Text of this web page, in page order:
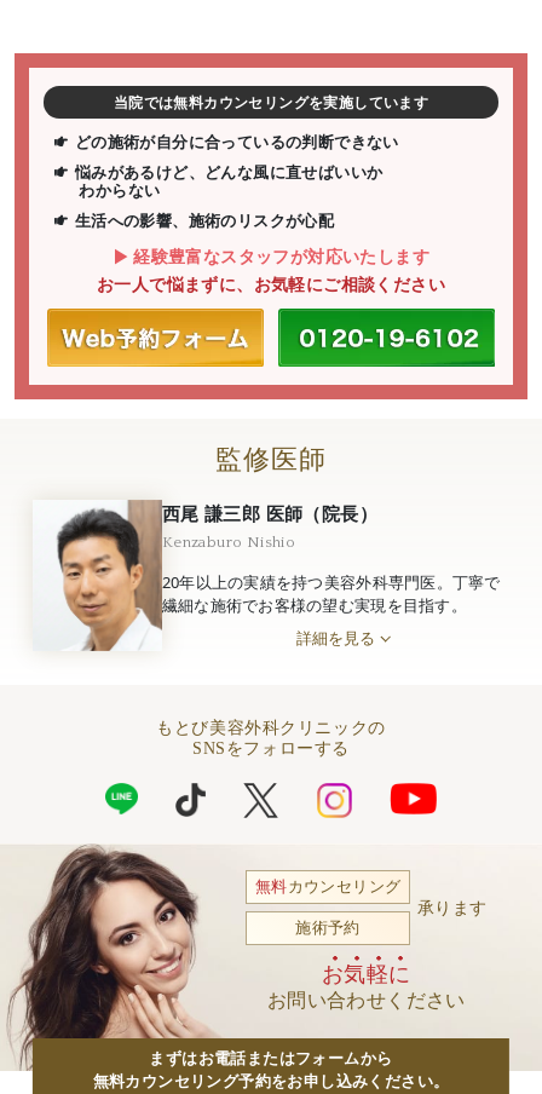
当院では無料カウンセリングを実施しています
どの施術が自分に合っているの判断できない
悩みがあるけど、どんな風に直せばいいか
わからない
生活への影響、施術のリスクが心配
経験豊富なスタッフが対応いたします
お一人で悩まずに、お気軽にご相談ください
監修医師
西尾 謙三郎 医師（院長）
Kenzaburo Nishio
20年以上の実績を持つ美容外科専門医。丁寧で
繊細な施術でお客様の望む実現を目指す。
詳細を見る
もとび美容外科クリニックの
SNSをフォローする
無料カウンセリング
施術予約
承ります
お気軽に
お問い合わせください
まずはお電話またはフォームから
無料カウンセリング予約をお申し込みください。